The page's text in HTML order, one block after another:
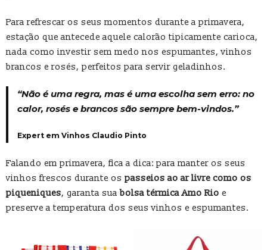
Para refrescar os seus momentos durante a primavera,
estação que antecede aquele calorão tipicamente carioca,
nada como investir sem medo nos espumantes, vinhos
brancos e rosés, perfeitos para servir geladinhos.
“Não é uma regra, mas é uma escolha sem erro: no
calor, rosés e brancos são sempre bem-vindos.”
Expert em Vinhos Claudio Pinto
Falando em primavera, fica a dica: para manter os seus
vinhos frescos durante os passeios ao ar livre como os
piqueniques, garanta suabolsa térmica Amo Rio e
preserve a temperatura dos seus vinhos e espumantes.